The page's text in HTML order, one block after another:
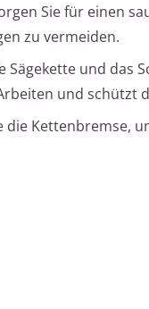
Sie für einen
zu vermeiden.
Sägekette und das
und schützt
die Kettenbremse,